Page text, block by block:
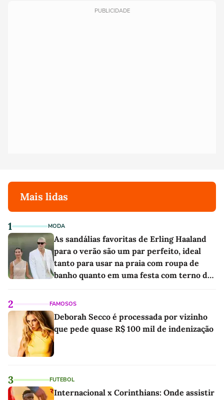
PUBLICIDADE
Mais lidas
1 MODA
As sandálias favoritas de Erling Haaland
para o verão são um par perfeito, ideal
tanto para usar na praia com roupa de
banho quanto em uma festa com terno de
2 FAMOSOS
Deborah Secco é processada por vizinho
que pede quase R$ 100 mil de indenização
3 FUTEBOL
Internacional x Corinthians: Onde assistir